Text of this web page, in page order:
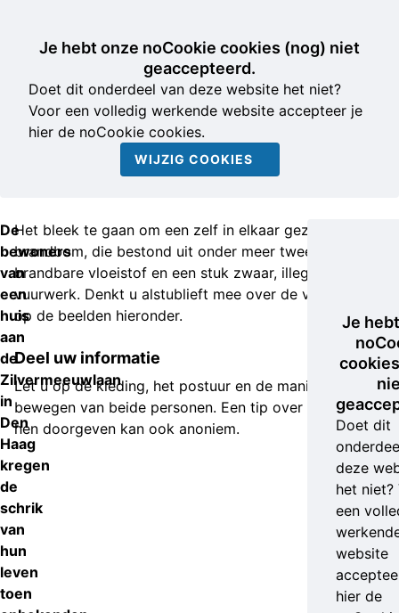
Je hebt onze noCookie cookies (nog) niet
geaccepteerd.
Doet dit onderdeel van deze website het niet?
Voor een volledig werkende website accepteer je
hier de noCookie cookies.
WIJZIG COOKIES
De
bewoners
van
een
huis
aan
de
Zilvermeeuwlaan
in
Den
Haag
kregen
de
schrik
van
hun
leven
toen
Het bleek te gaan om een zelf in elkaar gezette
brandbom, die bestond uit onder meer twee flessen
brandbare vloeistof en een stuk zwaar, illegaal
vuurwerk. Denkt u alstublieft mee over de verdachten
op de beelden hieronder.
Deel uw informatie
Let u op de kleding, het postuur en de manier van
bewegen van beide personen. Een tip over (een van)
hen doorgeven kan ook anoniem.
Je
Doet dit
deze
het niet?
een
website
hier de